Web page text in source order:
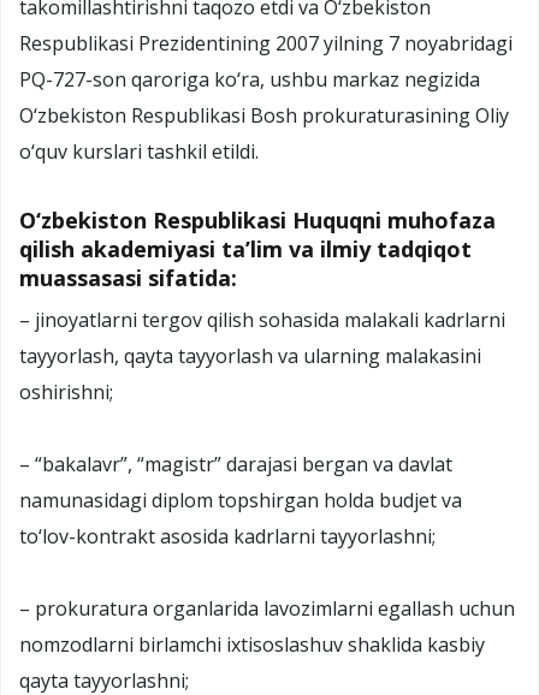
takomillashtirishni taqozo etdi va O‘zbekiston
Respublikasi Prezidentining 2007 yilning 7 noyabridagi
PQ-727-son qaroriga ko‘ra, ushbu markaz negizida
O‘zbekiston Respublikasi Bosh prokuraturasining Oliy
o‘quv kurslari tashkil etildi.
O‘zbekiston Respublikasi Huquqni muhofaza
qilish akademiyasi ta’lim va ilmiy tadqiqot
muassasasi sifatida:
– jinoyatlarni tergov qilish sohasida malakali kadrlarni
tayyorlash, qayta tayyorlash va ularning malakasini
oshirishni;
– “bakalavr”, “magistr” darajasi bergan va davlat
namunasidagi diplom topshirgan holda budjet va
to‘lov-kontrakt asosida kadrlarni tayyorlashni;
– prokuratura organlarida lavozimlarni egallash uchun
nomzodlarni birlamchi ixtisoslashuv shaklida kasbiy
qayta tayyorlashni;